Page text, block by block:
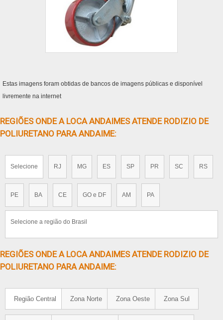
Estas imagens foram obtidas de bancos de imagens públicas e disponível
livremente na internet
REGIÕES ONDE A LOCA ANDAIMES ATENDE RODIZIO DE
POLIURETANO PARA ANDAIME:
Selecione RJ MG ES SP PR SC RS
PE BA CE GO e DF AM PA
Selecione a região do Brasil
REGIÕES ONDE A LOCA ANDAIMES ATENDE RODIZIO DE
POLIURETANO PARA ANDAIME:
Região Central Zona Norte Zona Oeste Zona Sul